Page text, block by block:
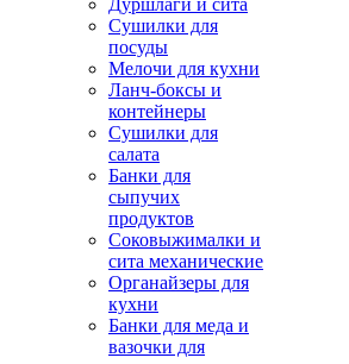
Дуршлаги и сита
Сушилки для
посуды
Мелочи для кухни
Ланч-боксы и
контейнеры
Сушилки для
салата
Банки для
сыпучих
продуктов
Соковыжималки и
сита механические
Органайзеры для
кухни
Банки для меда и
вазочки для